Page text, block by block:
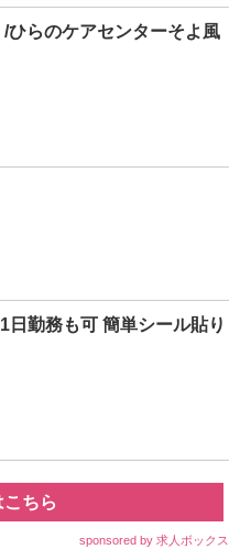
ひらのケアセンターそよ風
勤務も可 簡単シール貼り
ちら
sponsored by 求人ボックス